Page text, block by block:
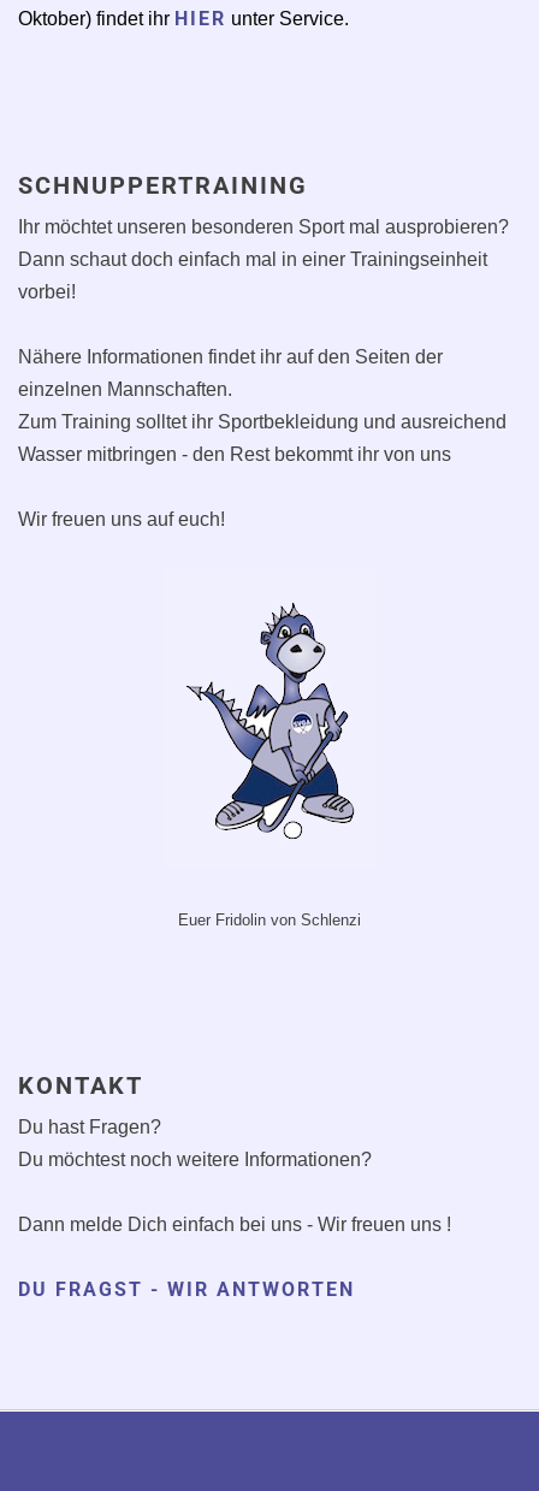
Oktober) findet ihr HIER unter Service.
SCHNUPPERTRAINING
Ihr möchtet unseren besonderen Sport mal ausprobieren?
Dann schaut doch einfach mal in einer Trainingseinheit
vorbei!
Nähere Informationen findet ihr auf den Seiten der
einzelnen Mannschaften.
Zum Training solltet ihr Sportbekleidung und ausreichend
Wasser mitbringen - den Rest bekommt ihr von uns
Wir freuen uns auf euch!
Euer Fridolin von Schlenzi
KONTAKT
Du hast Fragen?
Du möchtest noch weitere Informationen?
Dann melde Dich einfach bei uns - Wir freuen uns !
DU FRAGST - WIR ANTWORTEN